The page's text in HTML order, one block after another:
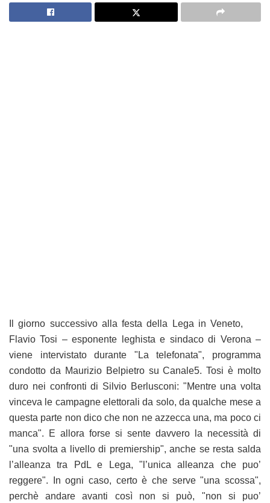
Il giorno successivo alla festa della Lega in Veneto,
Flavio Tosi – esponente leghista e sindaco di Verona –
viene intervistato durante "La telefonata", programma
condotto da Maurizio Belpietro su Canale5. Tosi è molto
duro nei confronti di Silvio Berlusconi: "Mentre una volta
vinceva le campagne elettorali da solo, da qualche mese a
questa parte non dico che non ne azzecca una, ma poco ci
manca". E allora forse si sente davvero la necessità di
"una svolta a livello di premiership", anche se resta salda
l’alleanza tra PdL e Lega, "l’unica alleanza che puo’
reggere". In ogni caso, certo è che serve "una scossa",
perchè andare avanti così non si può, "non si puo’